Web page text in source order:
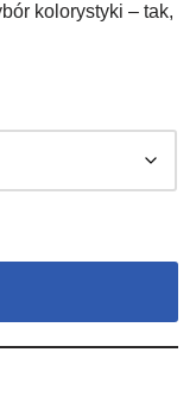
kolorystyki – tak,